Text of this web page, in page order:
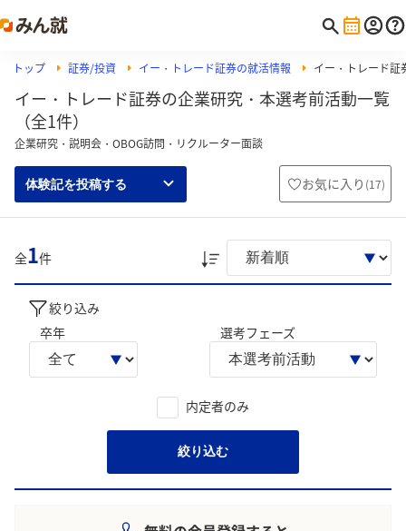
トップ 証券/投資 イー・トレード証券の就活情報 イー・トレード証
イー・トレード証券の企業研究・本選考前活動一覧
（全1件）
企業研究・説明会・OBOG訪問・リクルーター面談
体験記を投稿する お気に入り (17)
全1件
絞り込み
卒年
選考フェーズ
内定者のみ
絞り込む